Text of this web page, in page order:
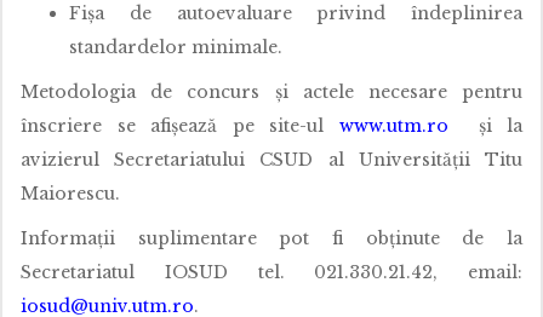
Fișa de autoevaluare privind îndeplinirea
standardelor minimale.
Metodologia de concurs și actele necesare pentru
înscriere se afișează pe site-ul www.utm.ro și la
avizierul Secretariatului CSUD al Universității Titu
Maiorescu.
Informații suplimentare pot fi obținute de la
Secretariatul IOSUD tel. 021.330.21.42, email:
iosud@univ.utm.ro.